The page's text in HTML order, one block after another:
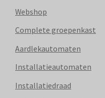
Webshop
Complete groepenkast
Aardlekautomaten
Installatieautomaten
Installatiedraad